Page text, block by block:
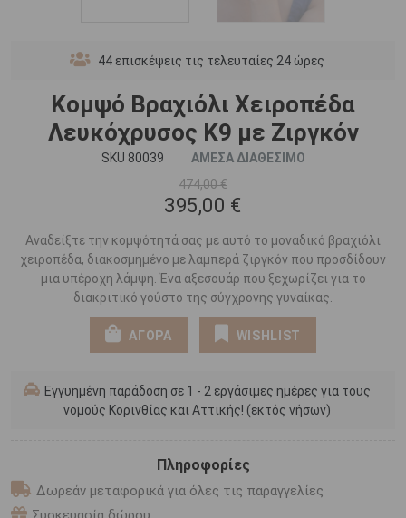
44 επισκέψεις τις τελευταίες 24 ώρες
Κομψό Βραχιόλι Χειροπέδα
Λευκόχρυσος K9 με Ζιργκόν
SKU 80039
ΑΜΕΣΑ ΔΙΑΘΕΣΙΜΟ
474,00 €
395,00 €
Αναδείξτε την κομψότητά σας με αυτό το μοναδικό βραχιόλι
χειροπέδα, διακοσμημένο με λαμπερά ζιργκόν που προσδίδουν
μια υπέροχη λάμψη. Ένα αξεσουάρ που ξεχωρίζει για το
διακριτικό γούστο της σύγχρονης γυναίκας.
ΑΓΟΡΑ WISHLIST
Εγγυημένη παράδοση σε 1 - 2 εργάσιμες ημέρες για τους
νομούς Κορινθίας και Αττικής! (εκτός νήσων)
Πληροφορίες
Δωρεάν μεταφορικά για όλες τις παραγγελίες